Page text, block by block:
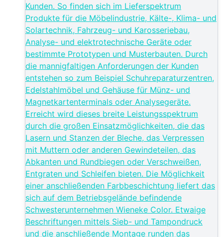
Kunden. So finden sich im Lieferspektrum
Produkte für die Möbelindustrie, Kälte-, Klima- und
Solartechnik, Fahrzeug- und Karosseriebau,
Analyse- und elektrotechnische Geräte oder
bestimmte Prototypen und Musterbauten. Durch
die mannigfaltigen Anforderungen der Kunden
entstehen so zum Beispiel Schuhreparaturzentren,
Edelstahlmöbel und Gehäuse für Münz- und
Magnetkartenterminals oder Analysegeräte.
Erreicht wird dieses breite Leistungsspektrum
durch die großen Einsatzmöglichkeiten, die das
Lasern und Stanzen der Bleche, das Verpressen
mit Muttern oder anderen Gewindeteilen, das
Abkanten und Rundbiegen oder Verschweißen,
Entgraten und Schleifen bieten. Die Möglichkeit
einer anschließenden Farbbeschichtung liefert das
sich auf dem Betriebsgelände befindende
Schwesterunternehmen Wieneke Color. Etwaige
Beschriftungen mittels Sieb- und Tampondruck
und die anschließende Montage runden das